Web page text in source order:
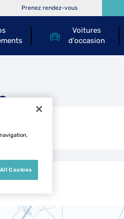
Voitures
d'occasion
Prenez rendez-vous
Cookies